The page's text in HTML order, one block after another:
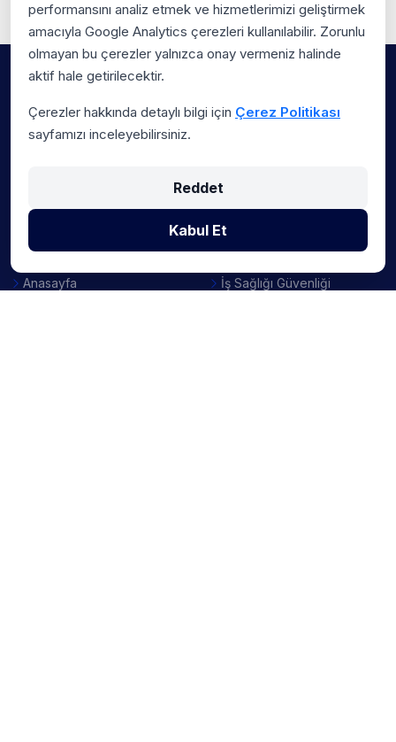
Bağlantılar
Anasayfa
Politikalarımız
İş Sağlığı Güvenliği
performansını analiz etmek ve hizmetlerimizi geliştirmek
amacıyla Google Analytics çerezleri kullanılabilir. Zorunlu
olmayan bu çerezler yalnızca onay vermeniz halinde
aktif hale getirilecektir.
Çerezler hakkında detaylı bilgi için Çerez Politikası
sayfamızı inceleyebilirsiniz.
Reddet
Kabul Et